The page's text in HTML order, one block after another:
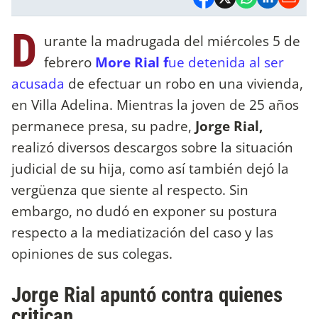
D urante la madrugada del miércoles 5 de
febrero More Rial fue detenida al ser
acusada de efectuar un robo en una vivienda,
en Villa Adelina. Mientras la joven de 25 años
permanece presa, su padre, Jorge Rial,
realizó diversos descargos sobre la situación
judicial de su hija, como así también dejó la
vergüenza que siente al respecto. Sin
embargo, no dudó en exponer su postura
respecto a la mediatización del caso y las
opiniones de sus colegas.
Jorge Rial apuntó contra quienes